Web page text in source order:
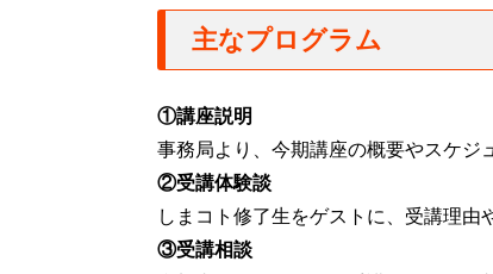
主なプログラム
①講座説明
事務局より、今期講座の概要やスケジ
②受講体験談
しまコト修了生をゲストに、受講理由
③受講相談